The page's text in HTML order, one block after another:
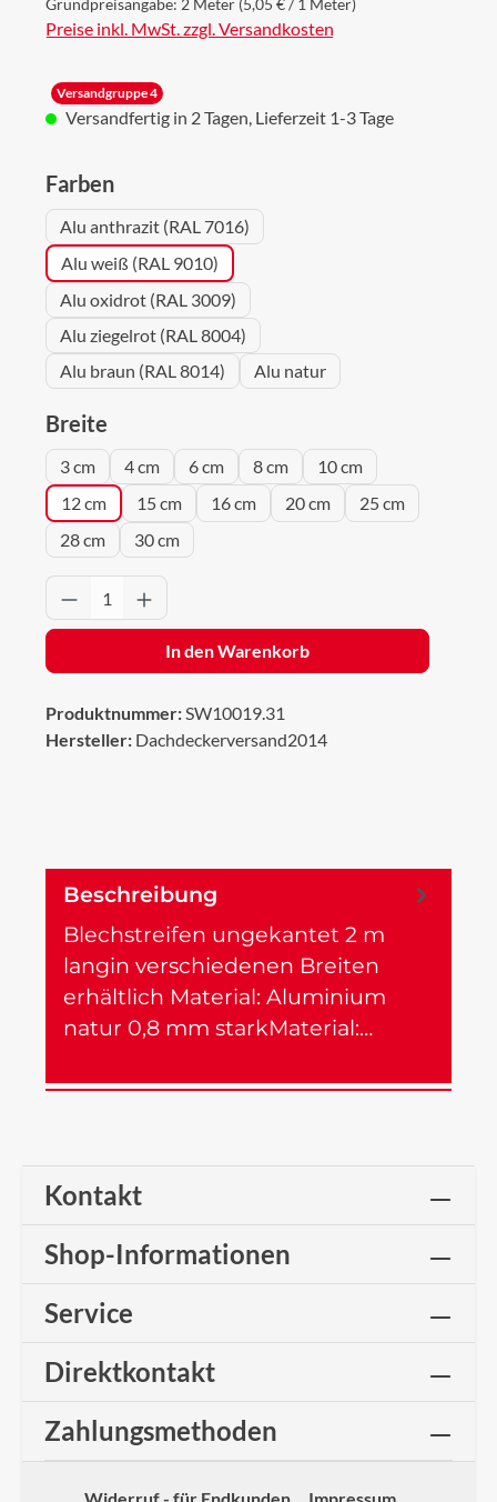
Grundpreisangabe: 2 Meter (5,05 € / 1 Meter)
Preise inkl. MwSt. zzgl. Versandkosten
Versandgruppe 4
Versandfertig in 2 Tagen, Lieferzeit 1-3 Tage
Farbenauswählen
Alu anthrazit (RAL 7016)
Alu weiß (RAL 9010)
Alu oxidrot (RAL 3009)
Alu ziegelrot (RAL 8004)
Alu braun (RAL 8014)
Alu natur
Breite
3 cm 4 cm 6 cm 8 cm
10 cm
12 cm
15 cm 16 cm 20 cm
25 cm
28 cm
30 cm
Produkt Anzahl: Gib den gewünschten
In den Warenkorb
Produktnummer:SW10019.31
Hersteller: Dachdeckerversand2014
Beschreibung
Blechstreifen ungekantet 2 m
langin verschiedenen Breiten
erhältlich Material: Aluminium
natur 0,8 mm starkMaterial:…
Kontakt
Shop-Informationen
Service
Direktkontakt
Zahlungsmethoden